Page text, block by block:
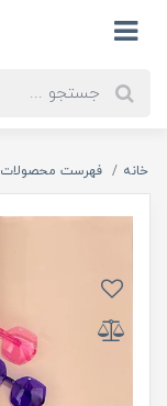
خانه فهرست محصولات